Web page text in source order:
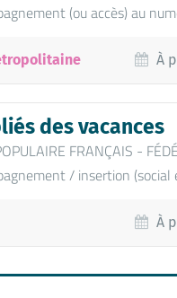
(ou accès) au
À
des vacances
FRANÇAIS -
/ insertion (social
À